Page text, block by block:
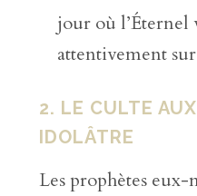
jour où
attentivement
2. LE CULTE
IDOLÂTRE
Les prophètes